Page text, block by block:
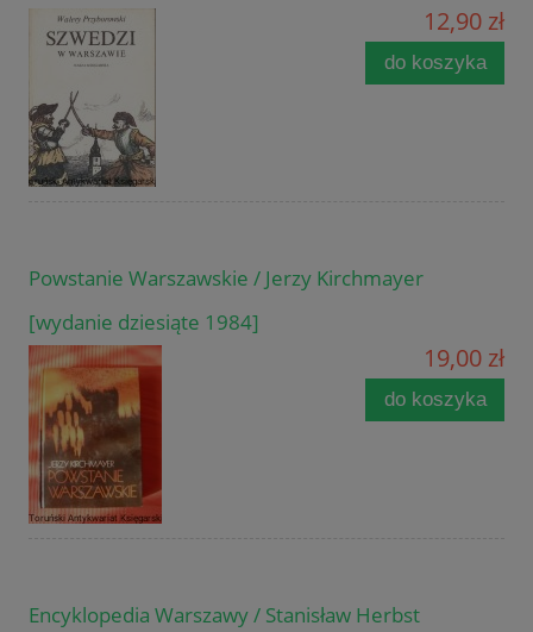
12,90 zł
do koszyka
Powstanie Warszawskie / Jerzy Kirchmayer
[wydanie dziesiąte 1984]
19,00 zł
do koszyka
Encyklopedia Warszawy / Stanisław Herbst